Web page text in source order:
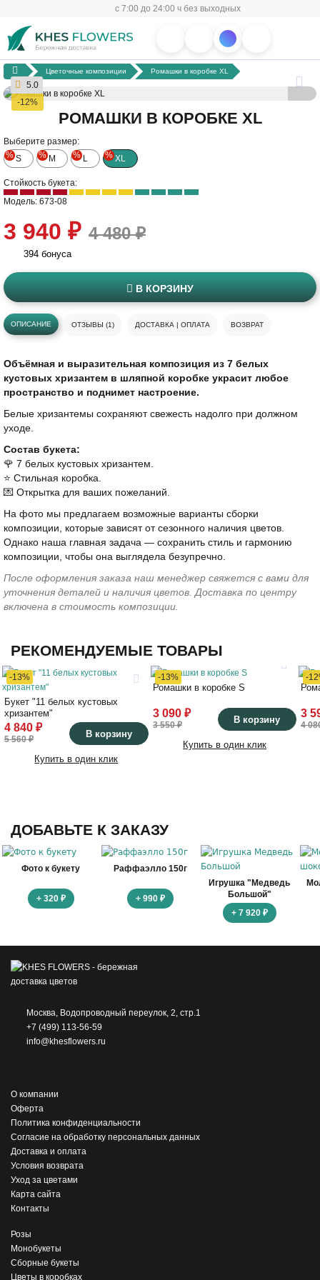
с 7:00 до 24:00 ч без выходных
Цветочные композиции Ромашки в коробке XL
-12%
5.0
РОМАШКИ В КОРОБКЕ XL
Выберите размер:
% S % M % L % XL
Стойкость букета:
Модель: 673-08
3 940 ₽ 4 480 ₽
394 бонуса
В КОРЗИНУ
ОПИСАНИЕ ОТЗЫВЫ (1) ДОСТАВКА | ОПЛАТА ВОЗВРАТ
Объёмная и выразительная композиция из 7 белых
кустовых хризантем в шляпной коробке украсит любое
пространство и поднимет настроение.
Белые хризантемы сохраняют свежесть надолго при должном
уходе.
Состав букета:
🌹 7 белых кустовых хризантем.
⭐️ Стильная коробка.
💌 Открытка для ваших пожеланий.
На фото мы предлагаем возможные варианты сборки
композиции, которые зависят от сезонного наличия цветов.
Однако наша главная задача — сохранить стиль и гармонию
композиции, чтобы она выглядела безупречно.
После оформления заказа наш менеджер свяжется с вами для
уточнения деталей и наличия цветов. Доставка по центру
включена в стоимость композиции.
РЕКОМЕНДУЕМЫЕ ТОВАРЫ
-13%
Букет "11 белых кустовых
хризантем"
4 840 ₽
5 560 ₽ В корзину
Купить в один клик
-13%
Ромашки в коробке S
3 090 ₽
3 550 ₽ В корзину
Купить в один клик
-
3
4
ДОБАВЬТЕ К ЗАКАЗУ
Фото к букету
+ 320 ₽
Раффаэлло 150г
+ 990 ₽
Игрушка "Медведь
Большой"
+ 7 920 ₽
Москва, Водопроводный переулок, 2, стр.1
+7 (499) 113-56-59
info@khesflowers.ru
О компании
Оферта
Политика конфиденциальности
Согласие на обработку персональных данных
Доставка и оплата
Условия возврата
Уход за цветами
Карта сайта
Контакты
Розы
Монобукеты
Сборные букеты
Цветы в коробках